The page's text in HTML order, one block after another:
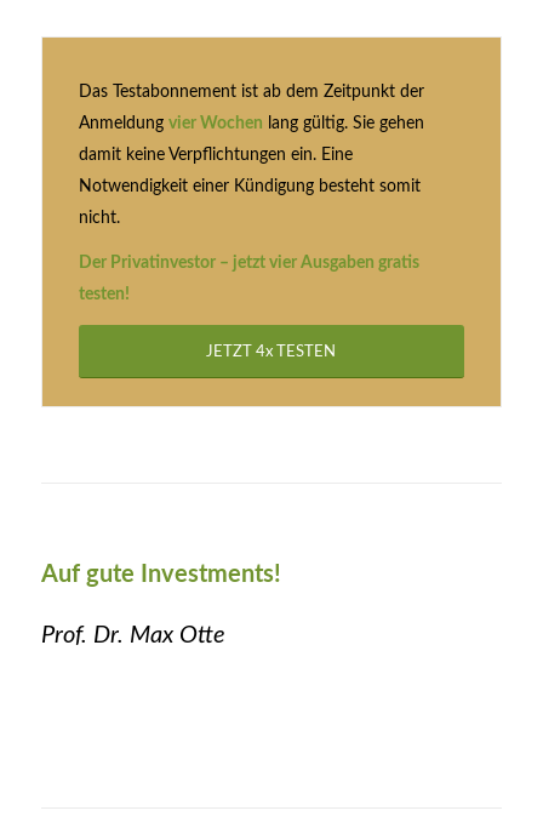
Das Testabonnement ist ab dem Zeitpunkt der
Anmeldung vier Wochen lang gültig. Sie gehen
damit keine Verpflichtungen ein. Eine
Notwendigkeit einer Kündigung besteht somit
nicht.
Der Privatinvestor – jetzt vier Ausgaben gratis
testen!
JETZT 4x TESTEN
Auf gute Investments!
Prof. Dr. Max Otte